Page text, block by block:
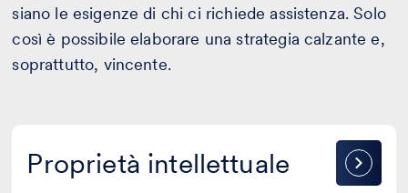
siano le esigenze di chi ci richiede assistenza. Solo
così è possibile elaborare una strategia calzante e,
soprattutto, vincente.
Proprietà intellettuale
Proprietà
intellettuale